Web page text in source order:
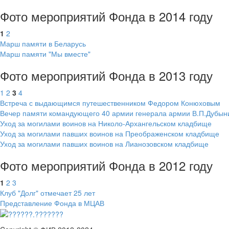
Фото мероприятий Фонда в 2014 году
1 2
Марш памяти в Беларусь
Марш памяти "Мы вместе"
Фото мероприятий Фонда в 2013 году
1 2 3 4
Встреча с выдающимся путешественником Федором Конюховым
Вечер памяти командующего 40 армии генерала армии
Уход за могилами воинов на Николо-Архангельском кладбище
Уход за могилами павших воинов на Преображенском кладбище
Уход за могилами павших воинов на Лианозовском кладбище
Фото мероприятий Фонда в 2012 году
1 2 3
Клуб "Долг" отмечает 25 лет
Представление Фонда в МЦАВ